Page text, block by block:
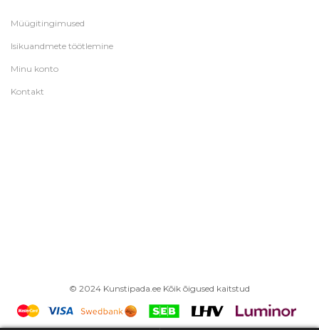
Müügitingimused
Isikuandmete töötlemine
Minu konto
Kontakt
© 2024 Kunstipada.ee Kõik õigused kaitstud